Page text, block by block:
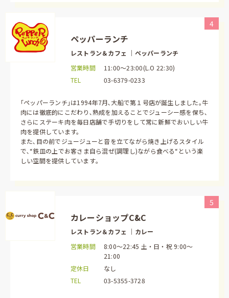
4
ペッパーランチ
レストラン＆カフェ ｜ペッパーランチ
営業時間
11:00～23:00(L.O 22:30)
TEL
03-6379-0233
｢ペッパーランチ｣は1994年7月､大船で第１号店が誕生しました｡牛
肉には徹底的にこだわり､熟成を加えることでジューシー感を保ち､
さらにステーキ肉を毎日店舗で手切りをして常に新鮮でおいしい牛
肉を提供しています。
また､目の前でジュージューと音を立てながら焼き上げるスタイル
で､“鉄皿の上でお客さま自ら混ぜ(調理し)ながら食べる“という楽
しい空間を提供しています｡
5
カレーショップC&C
レストラン＆カフェ ｜カレー
営業時間
8:00～22:45 土・日・祝 9:00～
21:00
定休日
なし
TEL
03-5355-3728